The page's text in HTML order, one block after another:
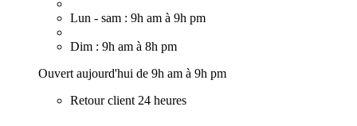
Lun - sam : 9h am à 9h pm
Dim : 9h am à 8h pm
Ouvert aujourd'hui de 9h am à 9h pm
Retour client 24 heures